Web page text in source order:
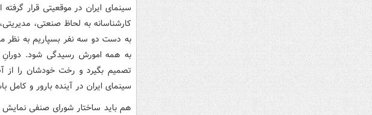
سینمای ایران در موقعیتی قرار
کارشناسانه به لحاظ صنعتی،
به دست دو سه نفر بسپاریم به نظر
به همه امورش رسیدگی شود. دورانِ
تصمیم بگیرد و رخت خودشان را
سینمای ایران در آینده بارور و
هم باید ساختار شورای صنفی